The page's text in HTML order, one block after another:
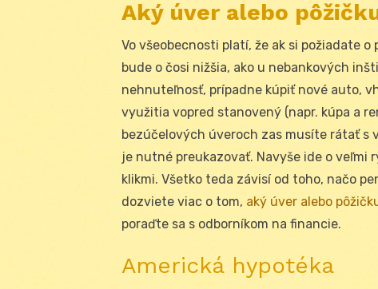
Aký úver alebo
Vo všeobecnosti platí, že ak si požiadate
bude o čosi nižšia, ako u nebankových
nehnuteľnosť, prípadne kúpiť nové auto,
využitia vopred stanovený (napr. kúpa a
bezúčelových úveroch zas musíte rátať s
je nutné preukazovať. Navyše ide o veľmi
klikmi. Všetko teda závisí od toho, načo
dozviete viac o tom, aký úver alebo
poraďte sa s odborníkom na financie.
Americká hypotéka